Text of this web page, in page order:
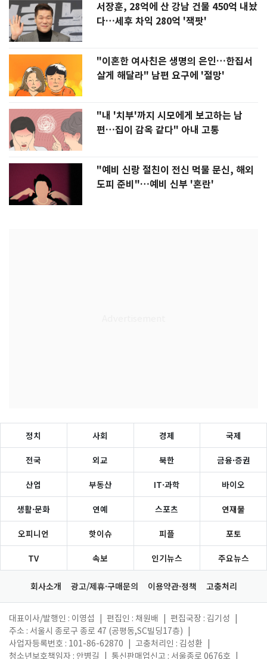
서장훈, 28억에 산 강남 건물 450억 내놨
다…세후 차익 280억 '잭팟'
"이혼한 여사친은 생명의 은인…한집서
살게 해달라" 남편 요구에 '절망'
"내 '치부'까지 시모에게 보고하는 남
편…집이 감옥 같다" 아내 고통
"예비 신랑 절친이 전신 먹물 문신, 해외
도피 준비"…예비 신부 '혼란'
정치 사회 경제 국제
전국 외교 북한 금융·증권
산업 부동산 IT·과학 바이오
생활·문화 연예 스포츠 연재물
오피니언 핫이슈 피플 포토
TV 속보 인기뉴스 주요뉴스
회사소개 광고/제휴·구매문의 이용약관·정책 고충처리
대표이사/발행인 : 이영섭 편집인 : 채원배 편집국장 : 김기성
주소 : 서울시 종로구 종로 47 (공평동,SC빌딩17층)
사업자등록번호 : 101-86-62870
고충처리인 : 김성환
청소년보호책임자 : 안병길
통신판매업신고 : 서울종로 0676호